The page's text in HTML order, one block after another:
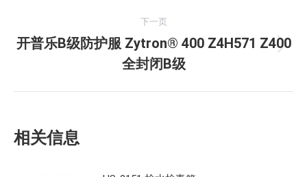
下一页
一
文
开普乐B级防护服 Zytron® 400 Z4H571 Z400
全封闭B级
相关信息